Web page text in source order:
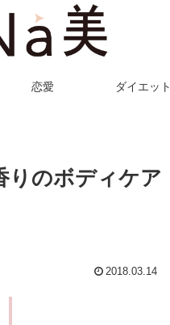
恋愛 ダイエット
のボディケア
2018.03.14